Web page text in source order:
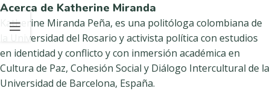
Acerca de Katherine Miranda
Katherine Miranda Peña, es una politóloga colombiana de
la Universidad del Rosario y activista política con estudios
en identidad y conflicto y con inmersión académica en
Cultura de Paz, Cohesión Social y Diálogo Intercultural de la
Universidad de Barcelona, España.